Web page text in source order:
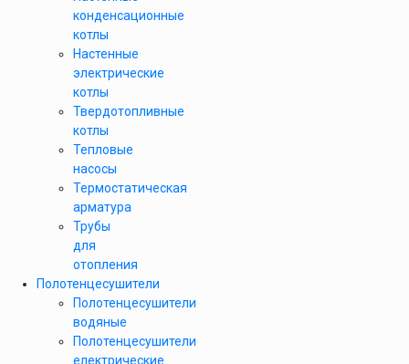
конденсационные
котлы
Настенные
электрические
котлы
Твердотопливные
котлы
Тепловые
насосы
Термостатическая
арматура
Трубы
для
отопления
Полотенцесушители
Полотенцесушители
водяные
Полотенцесушители
електрические